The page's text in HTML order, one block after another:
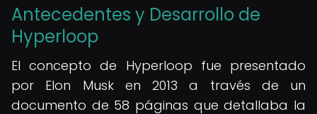
Antecedentes y Desarrollo de
Hyperloop
El concepto de Hyperloop fue presentado
por Elon Musk en 2013 a través de un
documento de 58 páginas que detallaba la